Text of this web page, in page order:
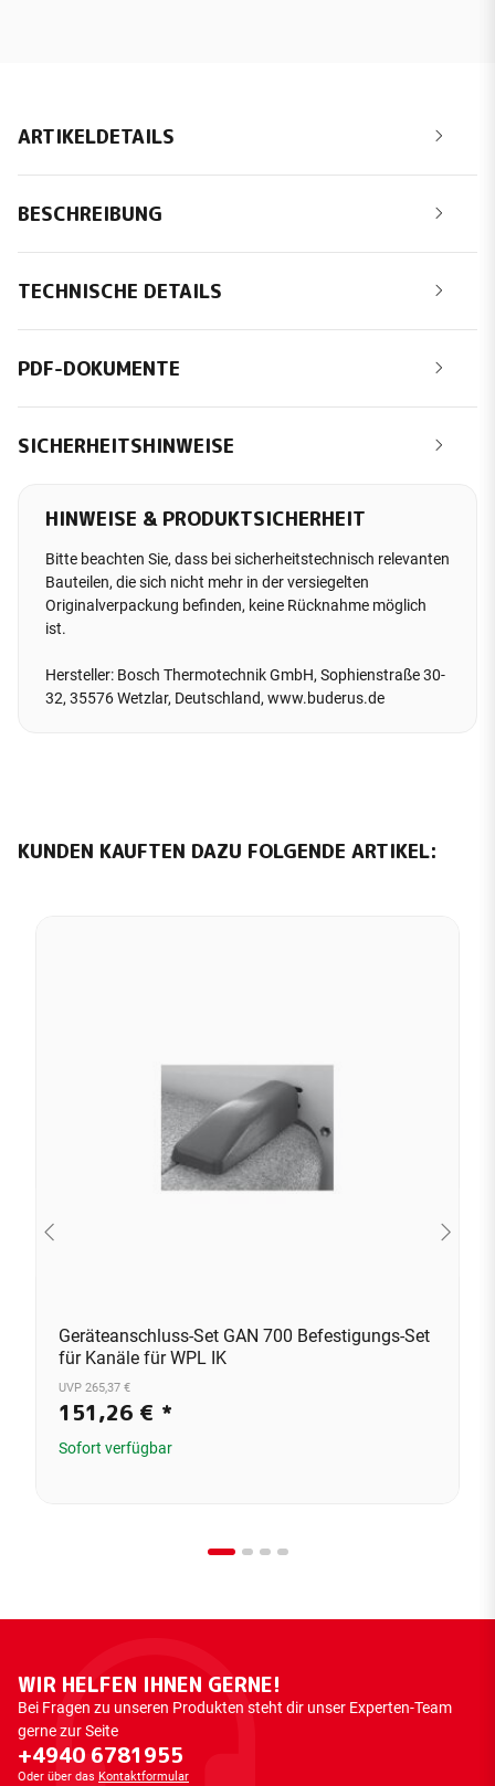
ARTIKELDETAILS
BESCHREIBUNG
TECHNISCHE DETAILS
PDF-DOKUMENTE
SICHERHEITSHINWEISE
HINWEISE & PRODUKTSICHERHEIT
Bitte beachten Sie, dass bei sicherheitstechnisch relevanten
Bauteilen, die sich nicht mehr in der versiegelten
Originalverpackung befinden, keine Rücknahme möglich
ist.
Hersteller: Bosch Thermotechnik GmbH, Sophienstraße 30-
32, 35576 Wetzlar, Deutschland, www.buderus.de
KUNDEN KAUFTEN DAZU FOLGENDE ARTIKEL:
Geräteanschluss-Set GAN 700 Befestigungs-Set
für Kanäle für WPL IK
UVP 265,37 €
151,26 € *
Sofort verfügbar
WIR HELFEN IHNEN GERNE!
Bei Fragen zu unseren Produkten steht dir unser Experten-Team
gerne zur Seite
+4940 6781955
Oder über das Kontaktformular